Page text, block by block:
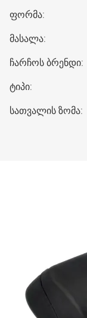
ფორმა:
მასალა:
ჩარჩოს ბრენდი:
ტიპი:
სათვალის ზომა: